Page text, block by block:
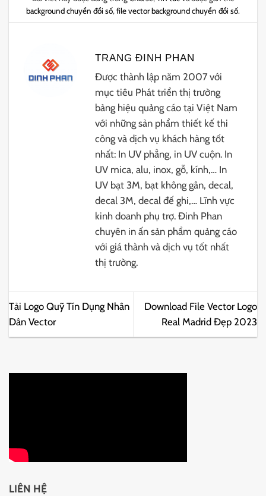
background chuyển đổi số,file vector background chuyển đổi số.
TRANG ĐINH PHAN
Được thành lập năm 2007 với
mục tiêu Phát triển thị trường
bảng hiệu quảng cáo tại Việt Nam
với những sản phẩm thiết kế thi
công và dịch vụ khách hàng tốt
nhất: In UV phẳng, in UV cuộn. In
UV mica, alu, inox, gỗ, kính,… In
UV bạt 3M, bạt không gân, decal,
decal 3M, decal đế ghi,… Lĩnh vực
kinh doanh phụ trợ. Đinh Phan
chuyên in ấn sản phẩm quảng cáo
với giá thành và dịch vụ tốt nhất
thị trường.
Tải Logo Quỹ Tín Dụng Nhân
Dân Vector
Download File Vector Logo
Real Madrid Đẹp 2023
LIÊN HỆ